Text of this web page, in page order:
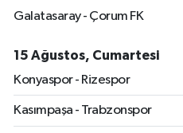
Galatasaray - Çorum FK
15 Ağustos, Cumartesi
Konyaspor - Rizespor
Kasımpaşa - Trabzonspor